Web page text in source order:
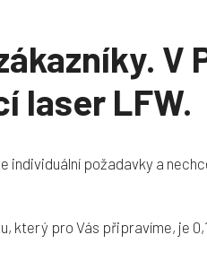
V
laser LFW.
individuální požadavky a
který pro Vás připravíme, je